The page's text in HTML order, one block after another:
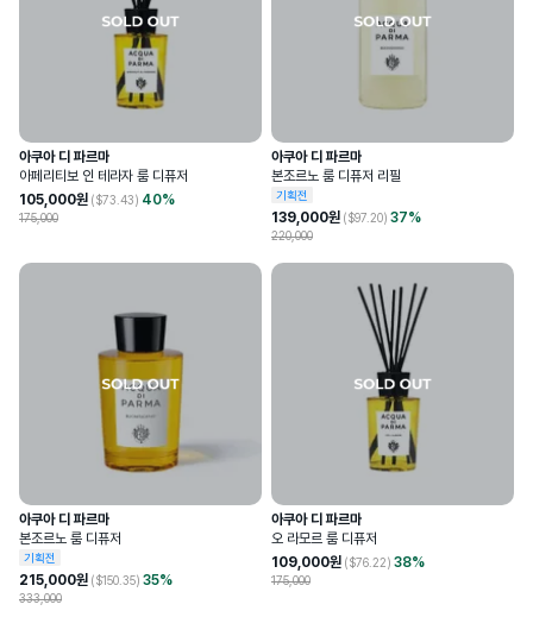
아쿠아 디 파르마
아페리티보 인 테라자 룸 디퓨저
105,000원 ($73.43) 40%
175,000
아쿠아 디 파르마
본조르노 룸 디퓨저 리필
기획전
139,000원 ($97.20) 37%
220,000
아쿠아 디 파르마
본조르노 룸 디퓨저
기획전
215,000원 ($150.35) 35%
333,000
아쿠아 디 파르마
오 라모르 룸 디퓨저
109,000원 ($76.22) 38%
175,000